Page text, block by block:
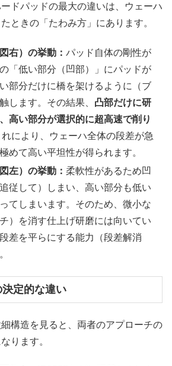
ドパッドの最大の違いは、ウェーハ
ときの「たわみ方」にあります。
右）の挙動：パッド自体の剛性が
「低い部分（凹部）」にパッドが
部分だけに橋を架けるように（ブ
します。その結果、 凸部だけに研
高い部分が選択的に超高速で削り
れにより、ウェーハ全体の段差が急
めて高い平坦性が得られます。
左）の挙動：柔軟性があるため凹
従して）しまい、高い部分も低い
てしまいます。そのため、微小な
）を消す仕上げ研磨には向いてい
差を平らにする能力（段差解消
定的な違い
構造を見ると、両者のアプローチの
ります。